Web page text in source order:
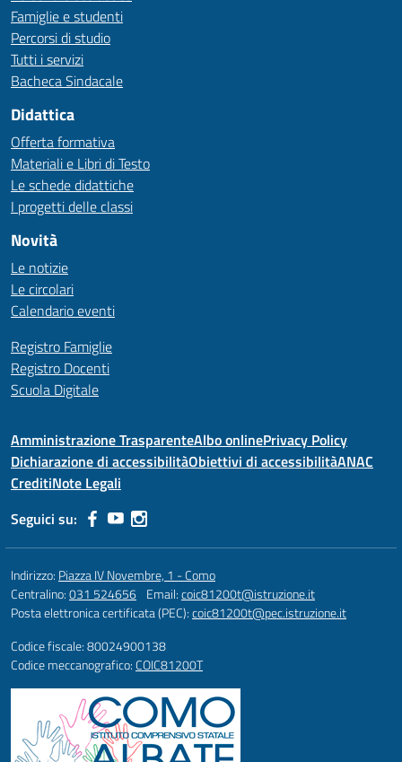
Famiglie e studenti
Percorsi di studio
Tutti i servizi
Bacheca Sindacale
Didattica
Offerta formativa
Materiali e Libri di Testo
Le schede didattiche
I progetti delle classi
Novità
Le notizie
Le circolari
Calendario eventi
Registro Famiglie
Registro Docenti
Scuola Digitale
Amministrazione TrasparenteAlbo onlinePrivacy Policy
Dichiarazione di accessibilitàObiettivi di accessibilitàANAC
CreditiNote Legali
Seguici su:
Indirizzo: Piazza IV Novembre, 1 - Como
Centralino:031 524656 Email:coic81200t@istruzione.it
Posta elettronica certificata (PEC):coic81200t@pec.istruzione.it
Codice fiscale: 80024900138
Codice meccanografico:COIC81200T